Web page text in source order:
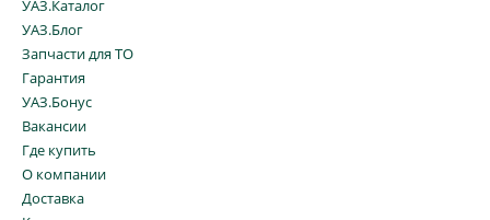
УАЗ.Каталог
УАЗ.Блог
Запчасти для ТО
Гарантия
УАЗ.Бонус
Вакансии
Где купить
О компании
Доставка